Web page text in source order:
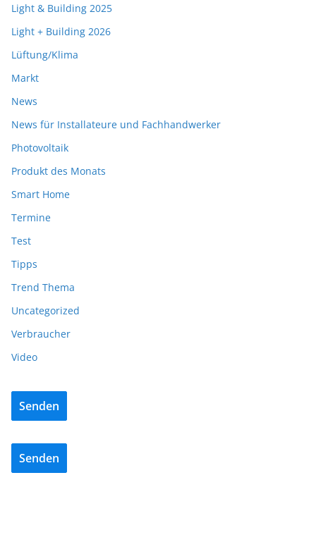
Light & Building 2025
Light + Building 2026
Lüftung/Klima
Markt
News
News für Installateure und Fachhandwerker
Photovoltaik
Produkt des Monats
Smart Home
Termine
Test
Tipps
Trend Thema
Uncategorized
Verbraucher
Video
Senden
Senden